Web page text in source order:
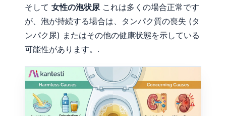
そして 女性の泡状尿これは多くの場合正常です
が、泡が持続する場合は、タンパク質の喪失 (タ
ンパク尿) またはその他の健康状態を示している
可能性があります。.
Suomi
Hrvatski
Slovenčina
پښتو
سنڌي
සිංහල